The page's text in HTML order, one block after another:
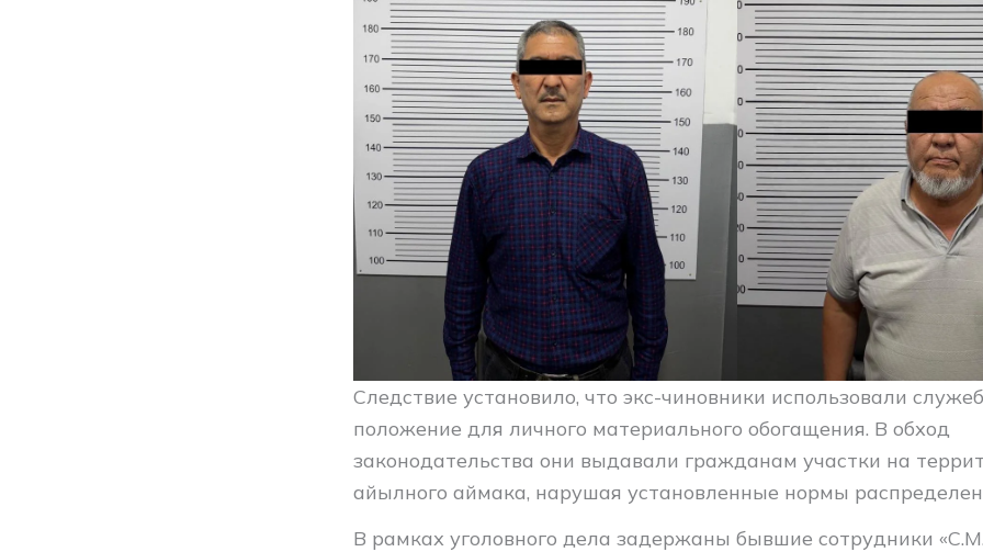
Следствие установило, что экс-чиновники использовали
положение для личного материального обогащения. В обход
законодательства они выдавали гражданам участки на
айылного аймака, нарушая установленные нормы
В рамках уголовного дела задержаны бывшие сотрудники